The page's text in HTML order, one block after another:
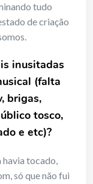
tudo
de criação
inusitadas
(falta
brigas,
tosco,
e etc)?
havia tocado,
só que não fui